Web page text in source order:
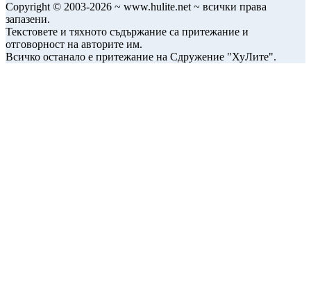
Copyright © 2003-2026 ~ www.hulite.net ~ всички права
запазени.
Текстовете и тяхното съдържание са притежание и
отговорност на авторите им.
Всичко останало е притежание на Сдружение "ХуЛите".